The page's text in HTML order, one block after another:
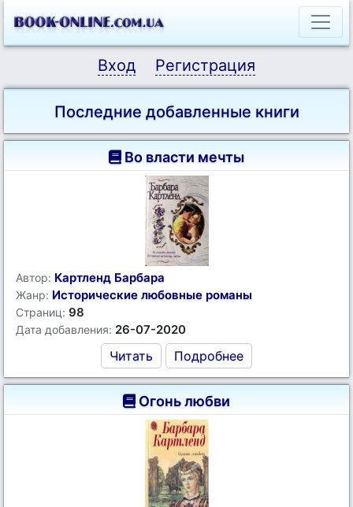
Вход Регистрация
Последние добавленные книги
Во власти мечты
Автор: Картленд Барбара
Жанр: Исторические любовные романы
Страниц: 98
Дата добавления: 26-07-2020
Читать Подробнее
Огонь любви